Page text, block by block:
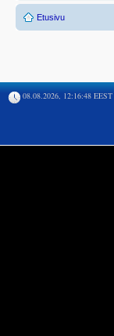
Etusivu
08.08.2026, 12:16:48 EEST